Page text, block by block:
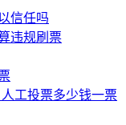
信任吗
违规刷票
工投票多少钱一票